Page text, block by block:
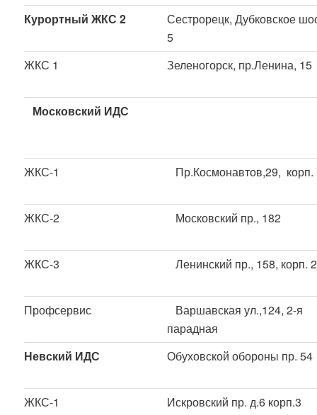
Курортный ЖКС 2
Сестрорецк, Дубковское
5
ЖКС 1
Зеленогорск, пр.Ленина, 15
Московский ИДС
ЖКС-1 Пр.Космонавтов,29, корп.
ЖКС-2 Московский пр., 182
ЖКС-3 Ленинский пр., 158, корп. 2
Профсервис
Варшавская ул.,124, 2-я
парадная
Невский ИДС
Обуховской обороны пр. 54
ЖКС-1 Искровский пр. д.6 корп.3